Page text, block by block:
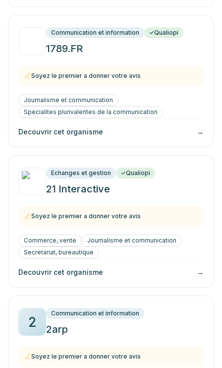
Communication et information Qualiopi
1789.FR
Soyez le premier a donner votre avis
Journalisme et communication
Specialites plurivalentes de la communication
Decouvrir cet organisme →
Echanges et gestion Qualiopi
21 Interactive
Soyez le premier a donner votre avis
Commerce, vente
Journalisme et communication
Secretariat, bureautique
Decouvrir cet organisme →
2
Communication et information
2arp
Soyez le premier a donner votre avis